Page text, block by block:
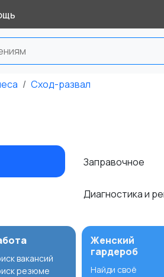
Сход-развал
Заправочное
Диагностика и
вакансий
резюме
Женский
гардероб
Найди своё